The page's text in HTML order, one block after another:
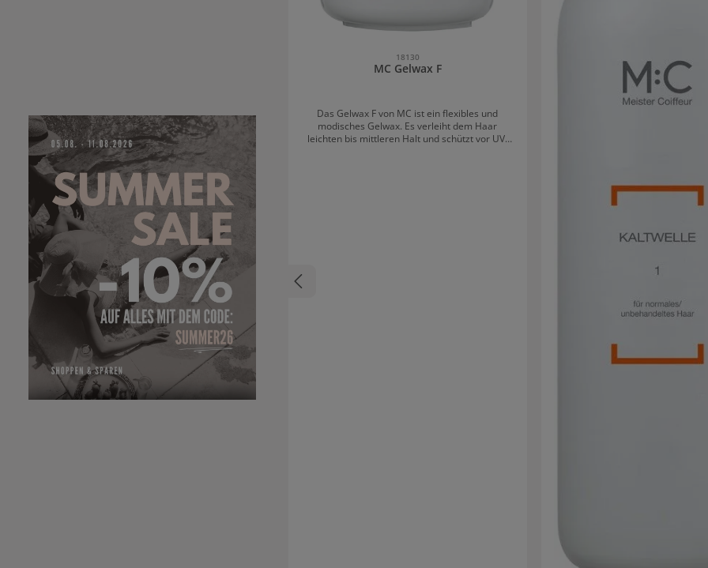
18130
MC Gelwax F
Das Gelwax F von MC ist ein flexibles und
modisches Gelwax. Es verleiht dem Haar
leichten bis mittleren Halt und schützt vor UV-